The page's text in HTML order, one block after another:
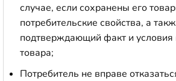
случае, если сохранены его
потребительские свойства, а
подтверждающий факт и условия
товара;
Потребитель не вправе